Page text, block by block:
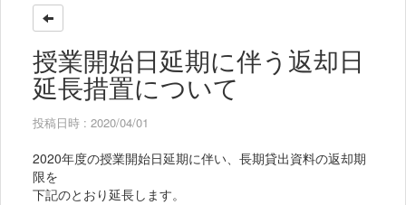
授業開始日延期に伴う返却日
延長措置について
投稿日時 : 2020/04/01
2020年度の授業開始日延期に伴い、長期貸出資料の返却期
限を
下記のとおり延長します。